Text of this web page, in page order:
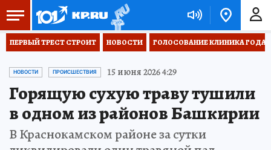
ПЕРВЫЙ ТРЕСТ СТРОИТ НОВОСТИ ГОЛОСОВАНИЕ КЛИНИКА ГОДА
НОВОСТИ ПРОИСШЕСТВИЯ 15 июня 2026 4:29
Горящую сухую траву тушили
в одном из районов Башкирии
В Краснокамском районе за сутки